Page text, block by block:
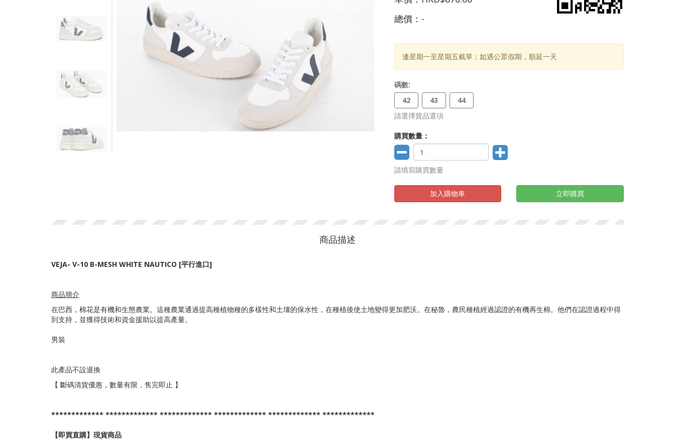
總價： -
逢星期一至星期五截單；如遇公眾假期，順延一天
碼數:
42
43
44
請選擇貨品選項
購買數量：
請填寫購買數量
加入購物車 立即購買
商品描述
VEJA- V-10 B-MESH WHITE NAUTICO [平行進口]
商品簡介
在巴西，棉花是有機和生態農業。這種農業通過提高種植物種的多樣性和土壤的保水性，在種植後使土地變得更加肥沃。在秘魯，農民種植經過認證的有機再生棉。他們在認證過程中得
到支持，並獲得技術和資金援助以提高產量。
男裝
此產品不設退換
【 斷碼清貨優惠，數量有限，售完即止 】
************* ************* ************* ************* ************* *************
【即買直購】現貨商品